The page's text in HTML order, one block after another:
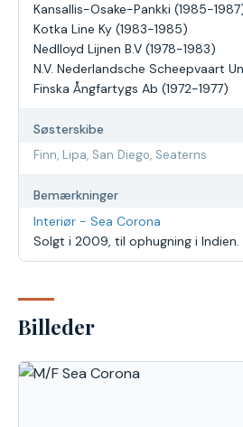
Kansallis-Osake-Pankki (1985-
Kotka Line Ky (1983-1985)
Nedlloyd Lijnen B.V (1978-1983)
N.V. Nederlandsche Scheepvaart
Finska Ångfartygs Ab (1972-1977)
Søsterskibe
Finn, Lipa, San Diego, Seaterns
Bemærkninger
Interiør - Sea Corona
Solgt i 2009, til ophugning i Indien.
Billeder